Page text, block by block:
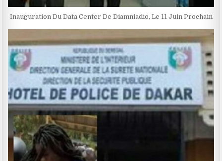
Inauguration Du Data Center De Diamniadio, Le 11 Juin Prochain